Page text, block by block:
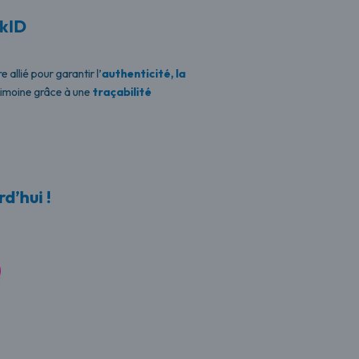
allié pour garantir l’authenticité, la
grâce à une traçabilité
!